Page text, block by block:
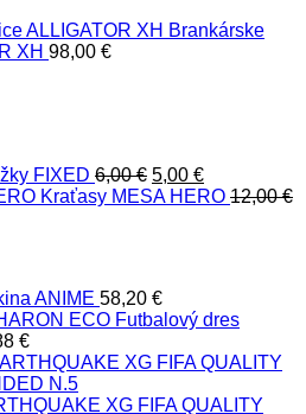
Brankárske
XH 98,00 €
FIXED 6,00€ 5,00 €
Kraťasy MESA HERO 12,00€
ANIME 58,20 €
Futbalový dres
€
XG FIFA QUALITY